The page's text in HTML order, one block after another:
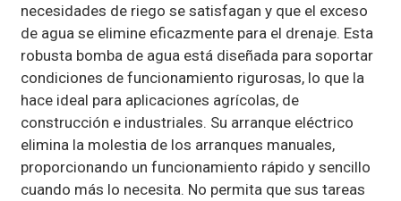
necesidades de riego se satisfagan y que el exceso
de agua se elimine eficazmente para el drenaje. Esta
robusta bomba de agua está diseñada para soportar
condiciones de funcionamiento rigurosas, lo que la
hace ideal para aplicaciones agrícolas, de
construcción e industriales. Su arranque eléctrico
elimina la molestia de los arranques manuales,
proporcionando un funcionamiento rápido y sencillo
cuando más lo necesita. No permita que sus tareas